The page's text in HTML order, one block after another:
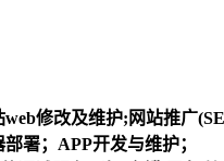
修改及维护;网站推广
署；APP开发与维护；